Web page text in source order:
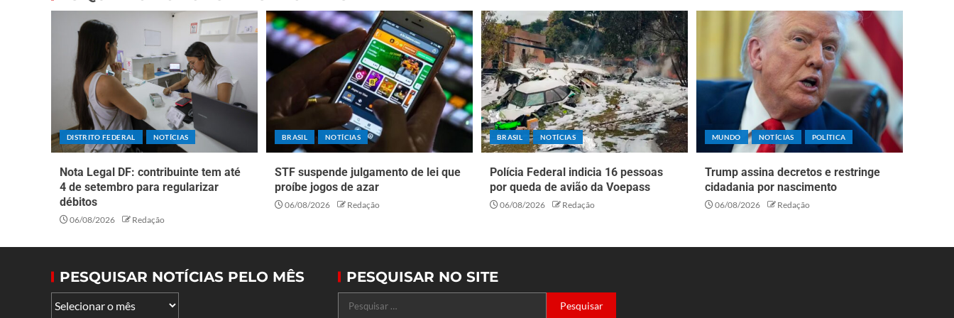
DISTRITO FEDERAL NOTÍCIAS
Nota Legal DF: contribuinte tem até
4 de setembro para regularizar
débitos
06/08/2026 Redação
BRASIL NOTÍCIAS
STF suspende julgamento de lei que
proíbe jogos de azar
06/08/2026 Redação
BRASIL NOTÍCIAS
Polícia Federal indicia 16 pessoas
por queda de avião da Voepass
06/08/2026 Redação
MUNDO NOTÍCIAS POLÍTICA
Trump assina decretos e restringe
cidadania por nascimento
06/08/2026 Redação
PESQUISAR NOTÍCIAS PELO MÊS PESQUISAR NO SITE